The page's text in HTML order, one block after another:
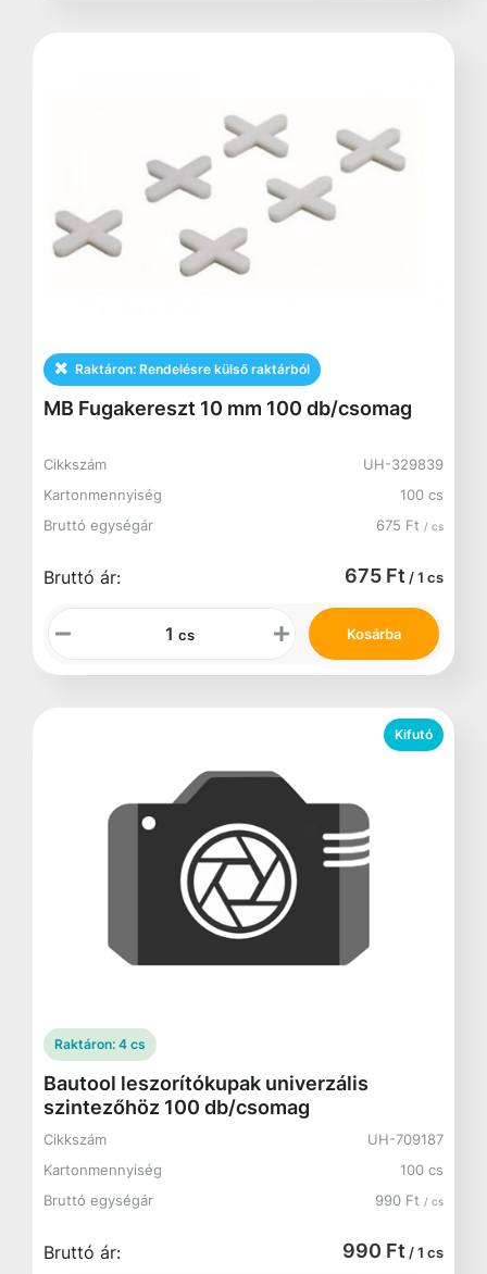
Raktáron: Rendelésre külső raktárból
MB Fugakereszt 10 mm 100 db/csomag
Cikkszám
UH-329839
Kartonmennyiség
100 cs
Bruttó egységár
675 Ft / cs
Bruttó ár: 675 Ft / 1 cs
cs Kosárba
Kifutó
Raktáron: 4 cs
Bautool leszorítókupak univerzális
szintezőhöz 100 db/csomag
Cikkszám
UH-709187
Kartonmennyiség
100 cs
Bruttó egységár
990 Ft / cs
Bruttó ár: 990 Ft / 1 cs